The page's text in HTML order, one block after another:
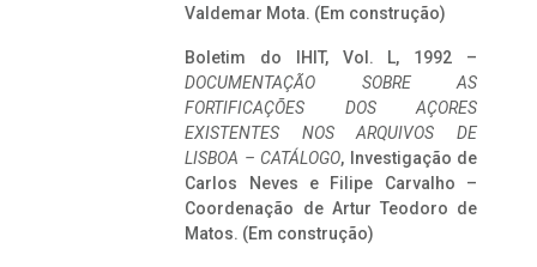
Valdemar Mota. (Em construção)
Boletim do IHIT, Vol. L, 1992 –
DOCUMENTAÇÃO SOBRE AS
FORTIFICAÇÕES DOS AÇORES
EXISTENTES NOS ARQUIVOS DE
LISBOA – CATÁLOGO, Investigação de
Carlos Neves e Filipe Carvalho –
Coordenação de Artur Teodoro de
Matos. (Em construção)